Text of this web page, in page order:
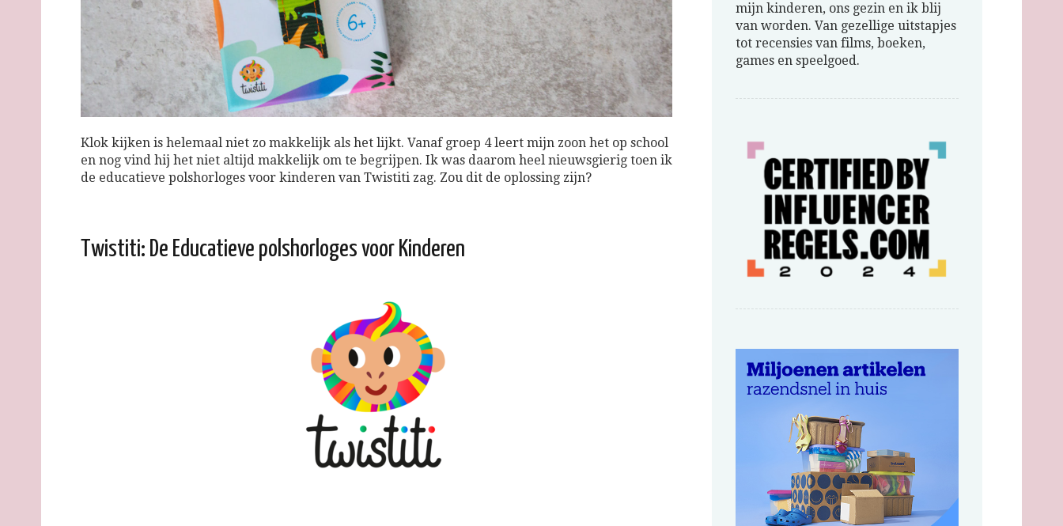
Klok kijken is helemaal niet zo makkelijk als het lijkt. Vanaf groep 4 leert mijn zoon het op school
en nog vind hij het niet altijd makkelijk om te begrijpen. Ik was daarom heel nieuwsgierig toen ik
de educatieve polshorloges voor kinderen van Twistiti zag. Zou dit de oplossing zijn?
Twistiti: De Educatieve polshorloges voor Kinderen
mijn kinderen, ons gezin en ik blij
van worden. Van gezellige uitstapjes
tot recensies van films, boeken,
games en speelgoed.